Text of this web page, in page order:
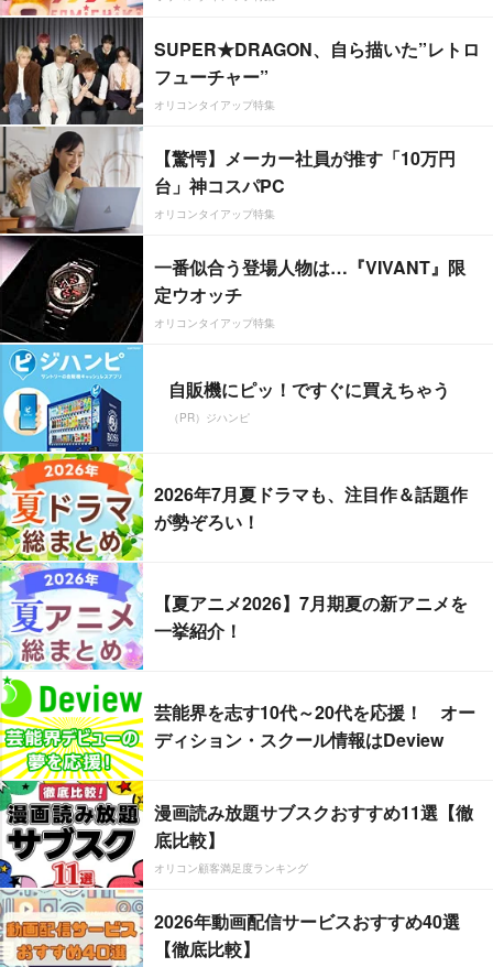
SUPER★DRAGON、自ら描いた”レトロ
フューチャー”
オリコンタイアップ特集
【驚愕】メーカー社員が推す「10万円
台」神コスパPC
オリコンタイアップ特集
一番似合う登場人物は…『VIVANT』限
定ウオッチ
オリコンタイアップ特集
自販機にピッ！ですぐに買えちゃう
（PR）ジハンピ
2026年7月夏ドラマも、注目作＆話題作
が勢ぞろい！
【夏アニメ2026】7月期夏の新アニメを
一挙紹介！
芸能界を志す10代～20代を応援！ オー
ディション・スクール情報はDeview
漫画読み放題サブスクおすすめ11選【徹
底比較】
オリコン顧客満足度ランキング
2026年動画配信サービスおすすめ40選
【徹底比較】